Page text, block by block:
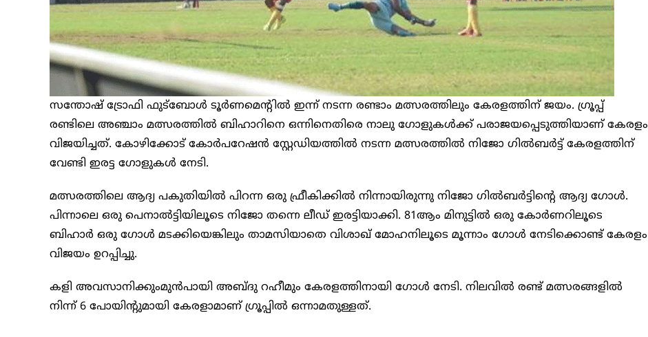
സന്തോഷ് ട്രോഫി ഫുട്‌ബോൾ ടൂർണമെന്റിൽ ഇന്ന് നടന്ന രണ്ടാം മത്സരത്തിലും കേരളത്തിന് ജയം. ഗ്രൂപ്പ്
രണ്ടിലെ അഞ്ചാം മത്സരത്തിൽ ബിഹാറിനെ ഒന്നിനെതിരെ നാലു ഗോളുകൾക്ക് പരാജയപ്പെടുത്തിയാണ് കേരളം
വിജയിച്ചത്. കോഴിക്കോട് കോർപറേഷൻ സ്റ്റേഡിയത്തിൽ നടന്ന മത്സരത്തിൽ നിജോ ഗിൽബർട്ട് കേരളത്തിന്
വേണ്ടി ഇരട്ട ഗോളുകൾ നേടി.
മത്സരത്തിലെ ആദ്യ പകുതിയിൽ പിറന്ന ഒരു ഫ്രീകിക്കിൽ നിന്നായിരുന്നു നിജോ ഗിൽബർട്ടിന്റെ ആദ്യ ഗോൾ.
പിന്നാലെ ഒരു പെനാൽട്ടിയിലൂടെ നിജോ തന്നെ ലീഡ് ഇരട്ടിയാക്കി. 81ആം മിനുട്ടിൽ ഒരു കോർണറിലൂടെ
ബിഹാർ ഒരു ഗോൾ മടക്കിയെങ്കിലും താമസിയാതെ വിശാഖ് മോഹനിലൂടെ മൂന്നാം ഗോൾ നേടിക്കൊണ്ട് കേരളം
വിജയം ഉറപ്പിച്ചു.
കളി അവസാനിക്കുംമുൻപായി അബ്ദു റഹീമും കേരളത്തിനായി ഗോൾ നേടി. നിലവിൽ രണ്ട് മത്സരങ്ങളിൽ
നിന്ന് 6 പോയിന്റുമായി കേരളാമാണ് ഗ്രൂപ്പിൽ ഒന്നാമതുള്ളത്.